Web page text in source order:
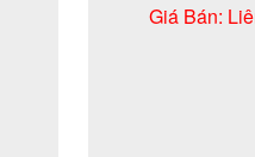
Giá Bán: